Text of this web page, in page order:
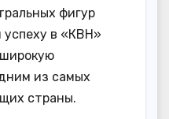
фигур
успеху в «КВН»
из самых
страны.